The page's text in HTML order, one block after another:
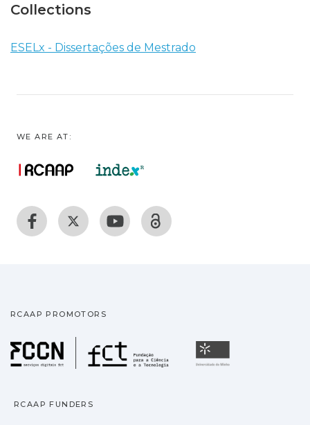
Collections
ESELx - Dissertações de Mestrado
WE ARE AT:
RCAAP PROMOTORS
Fundação para a
RCAAP FUNDERS